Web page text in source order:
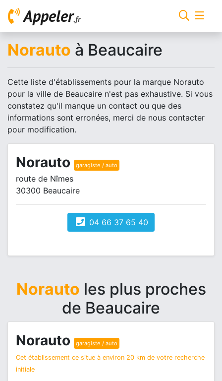
Appeler.fr
Norauto à Beaucaire
Cette liste d'établissements pour la marque Norauto
pour la ville de Beaucaire n'est pas exhaustive. Si vous
constatez qu'il manque un contact ou que des
informations sont erronées, merci de nous contacter
pour modification.
Norauto garagiste / auto
route de Nîmes
30300 Beaucaire
04 66 37 65 40
Norauto les plus proches
de Beaucaire
Norauto garagiste / auto
Cet établissement ce situe à environ 20 km de votre recherche
initiale